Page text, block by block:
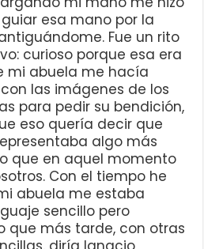
esa mano por la
Fue un rito
curioso porque esa era
mi abuela me hacía
las imágenes de los
para pedir su bendición,
eso quería decir que
algo más
que en aquel momento
Con el tiempo he
abuela me estaba
sencillo pero
que más tarde, con otras